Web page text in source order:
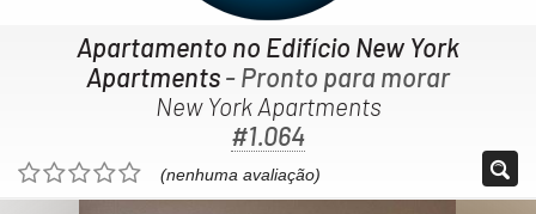
Apartamento no Edifício New York
Apartments- Pronto para morar
New York Apartments
#1.064
(nenhuma avaliação)